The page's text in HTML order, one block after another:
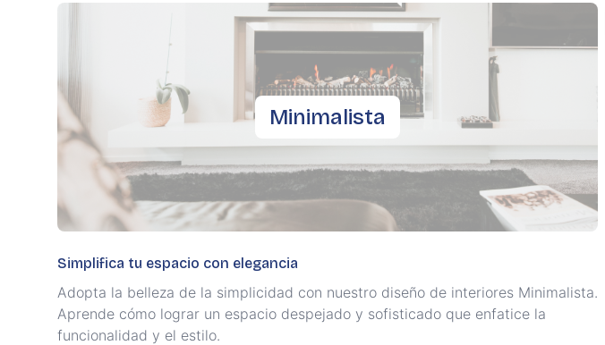
Minimalista
Simplifica tu espacio con elegancia
Adopta la belleza de la simplicidad con nuestro diseño de interiores Minimalista.
Aprende cómo lograr un espacio despejado y sofisticado que enfatice la
funcionalidad y el estilo.